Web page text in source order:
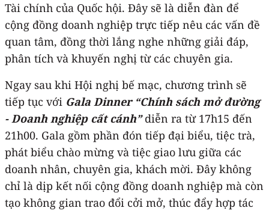
Tài chính của Quốc hội. Đây sẽ là diễn đàn để
cộng đồng doanh nghiệp trực tiếp nêu các vấn đề
quan tâm, đồng thời lắng nghe những giải đáp,
phân tích và khuyến nghị từ các chuyên gia.
Ngay sau khi Hội nghị bế mạc, chương trình sẽ
tiếp tục với Gala Dinner “Chính sách mở đường
- Doanh nghiệp cất cánh”diễn ra từ 17h15 đến
21h00. Gala gồm phần đón tiếp đại biểu, tiệc trà,
phát biểu chào mừng và tiệc giao lưu giữa các
doanh nhân, chuyên gia, khách mời. Đây không
chỉ là dịp kết nối cộng đồng doanh nghiệp mà còn
tạo không gian trao đổi cởi mở, thúc đẩy hợp tác